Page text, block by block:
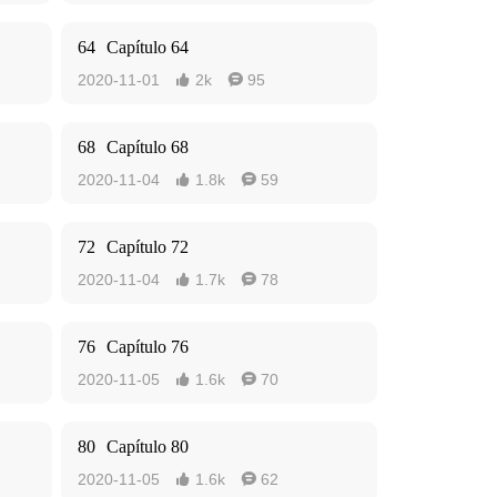
64 Capítulo 64
2020-11-01  2k  95
68 Capítulo 68
2020-11-04  1.8k  59
72 Capítulo 72
2020-11-04  1.7k  78
76 Capítulo 76
2020-11-05  1.6k  70
80 Capítulo 80
2020-11-05  1.6k  62